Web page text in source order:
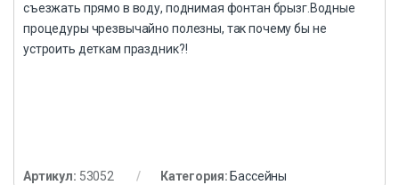
съезжать прямо в воду, поднимая фонтан брызг.Водные
процедуры чрезвычайно полезны, так почему бы не
устроить деткам праздник?!
Артикул: 53052 Категория: Бассейны